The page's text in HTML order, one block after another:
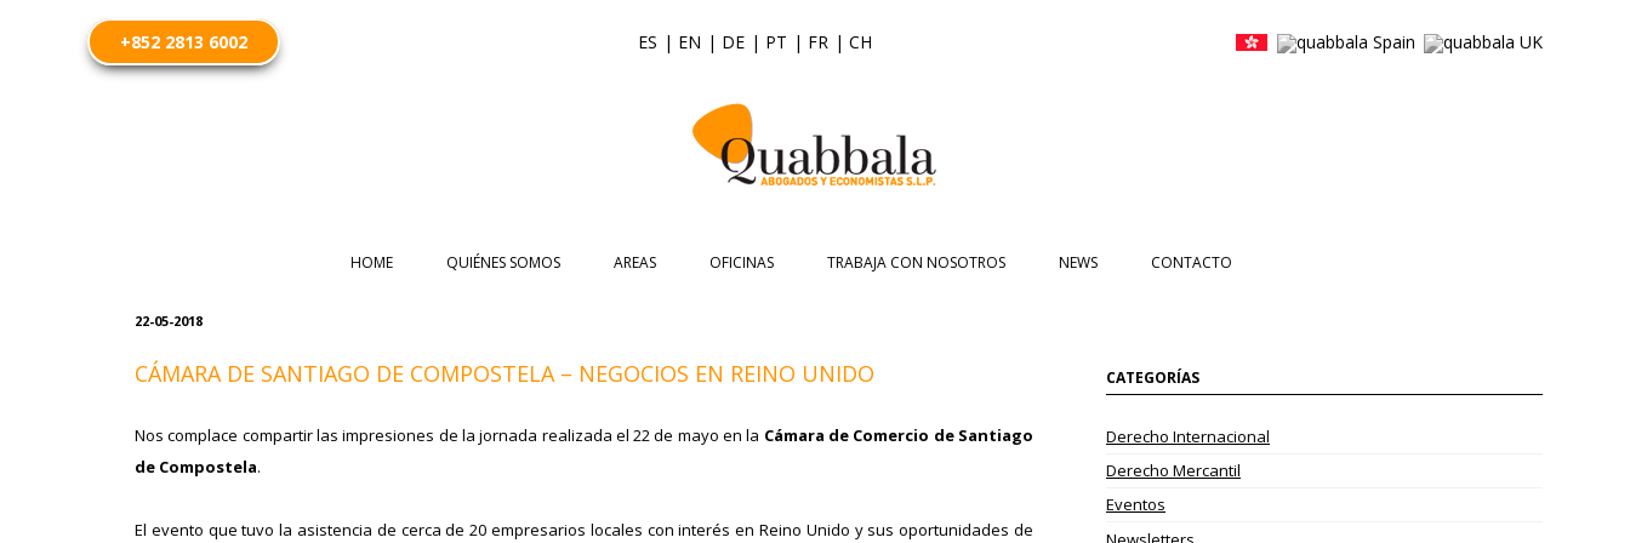
+852 2813 6002 ES | EN | DE | PT | FR | CH
al
contenido
HOME QUIÉNES SOMOS AREAS
JURÍDICA
OFICINAS
UK
TRABAJA CON NOSOTROS NEWS
VIDEOS
CONTACTO
22-05-2018
CÁMARA DE SANTIAGO DE COMPOSTELA – NEGOCIOS EN REINO UNIDO
Nos complace compartir las impresiones de la jornada realizada el 22 de mayo en la Cámara de Comercio de Santiago
de Compostela.
El evento que tuvo la asistencia de cerca de 20 empresarios locales con interés en Reino Unido y sus oportunidades de
CATEGORÍAS
Derecho Internacional
Derecho Mercantil
Eventos